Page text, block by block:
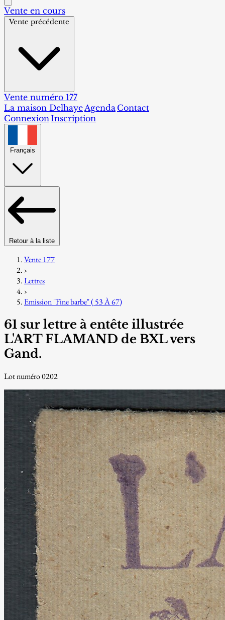
Vente en cours
Vente précédente
Vente numéro 177
La maison DelhayeAgenda Contact
ConnexionInscription
Français
Retour à la liste
Vente 177
›
Lettres
›
Emission "Fine barbe" ( 53 À 67)
61 sur lettre à entête illustrée
L'ART FLAMAND de BXL vers
Gand.
Lot numéro 0202